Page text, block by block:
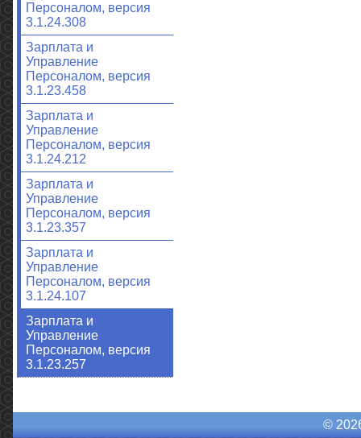
Персоналом, версия
3.1.24.308
Зарплата и
Управление
Персоналом, версия
3.1.23.458
Зарплата и
Управление
Персоналом, версия
3.1.24.212
Зарплата и
Управление
Персоналом, версия
3.1.23.357
Зарплата и
Управление
Персоналом, версия
3.1.24.107
Зарплата и
Управление
Персоналом, версия
3.1.23.257
©